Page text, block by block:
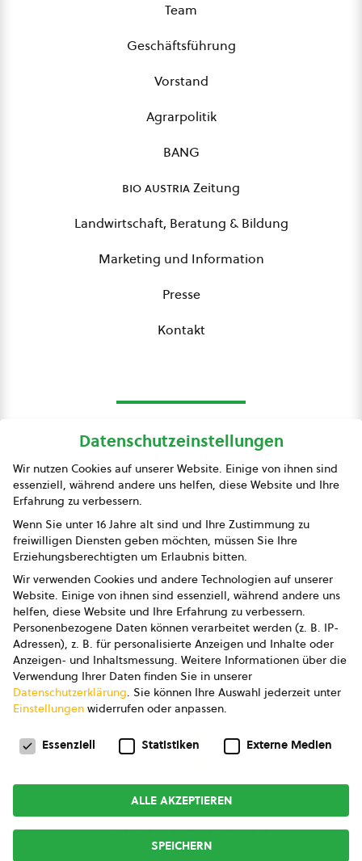
Team
Geschäftsführung
Vorstand
Agrarpolitik
BANG
bio austriaZeitung
Landwirtschaft, Beratung & Bildung
Marketing und Information
Presse
Kontakt
Presse
Impressum
Datenschutz
AGB
AGB Marketing GmbH
AGB Bildung
Newsletter
Copyright © 2026bio austria
Datenschutzeinstellungen
Wir nutzen Cookies auf unserer Website. Einige von ihnen sind
essenziell, während andere uns helfen, diese Website und Ihre
Erfahrung zu verbessern.
Wenn Sie unter 16 Jahre alt sind und Ihre Zustimmung zu
freiwilligen Diensten geben möchten, müssen Sie Ihre
Erziehungsberechtigten um Erlaubnis bitten.
Wir verwenden Cookies und andere Technologien auf unserer
Website. Einige von ihnen sind essenziell, während andere uns
helfen, diese Website und Ihre Erfahrung zu verbessern.
Personenbezogene Daten können verarbeitet werden (z. B. IP-
Adressen), z. B. für personalisierte Anzeigen und Inhalte oder
Anzeigen- und Inhaltsmessung. Weitere Informationen über die
Verwendung Ihrer Daten finden Sie in unserer
Datenschutzerklärung. Sie können Ihre Auswahl jederzeit unter
Einstellungen widerrufen oder anpassen.
Datenschutzeinstellungen
Essenziell Statistiken Externe Medien
ALLE AKZEPTIEREN
SPEICHERN